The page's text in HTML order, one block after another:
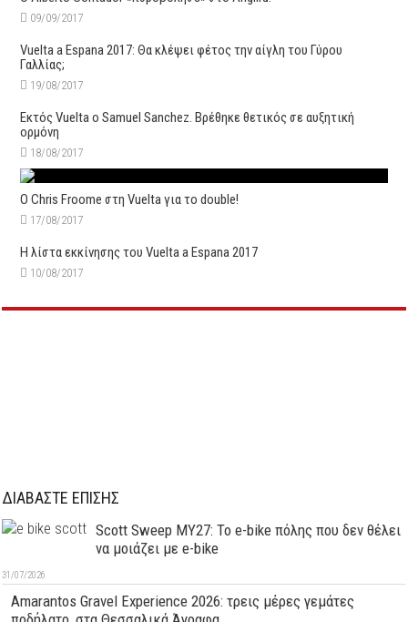
09/09/2017
Vuelta a Espana 2017: Θα κλέψει φέτος την αίγλη του Γύρου
Γαλλίας;
19/08/2017
Εκτός Vuelta ο Samuel Sanchez. Βρέθηκε θετικός σε αυξητική
ορμόνη
18/08/2017
Ο Chris Froome στη Vuelta για το double!
17/08/2017
Η λίστα εκκίνησης του Vuelta a Espana 2017
10/08/2017
ΔΙΑΒΑΣΤΕ ΕΠΙΣΗΣ
Scott Sweep MY27: Το e-bike πόλης που δεν θέλει
να μοιάζει με e-bike
31/07/2026
Amarantos Gravel Experience 2026: τρεις μέρες γεμάτες